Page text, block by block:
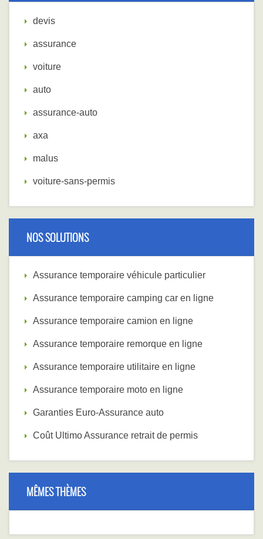
devis
assurance
voiture
auto
assurance-auto
axa
malus
voiture-sans-permis
NOS SOLUTIONS
Assurance temporaire véhicule particulier
Assurance temporaire camping car en ligne
Assurance temporaire camion en ligne
Assurance temporaire remorque en ligne
Assurance temporaire utilitaire en ligne
Assurance temporaire moto en ligne
Garanties Euro-Assurance auto
Coût Ultimo Assurance retrait de permis
MÊMES THÈMES